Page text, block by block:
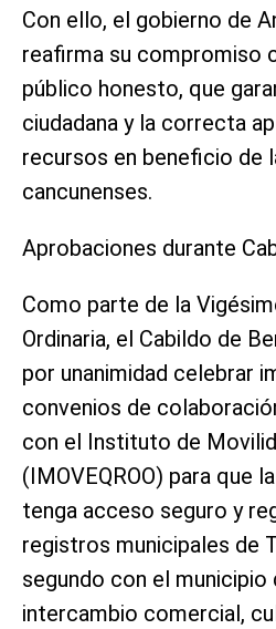
Con ello, el gobierno de
reafirma su compromiso
público honesto, que
ciudadana y la correcta
recursos en beneficio de
cancunenses.
Aprobaciones durante
Como parte de la
Ordinaria, el Cabildo de
por unanimidad celebrar
convenios de
con el Instituto de
(IMOVEQROO) para que
tenga acceso seguro y
registros municipales de
segundo con el municipio
intercambio comercial,